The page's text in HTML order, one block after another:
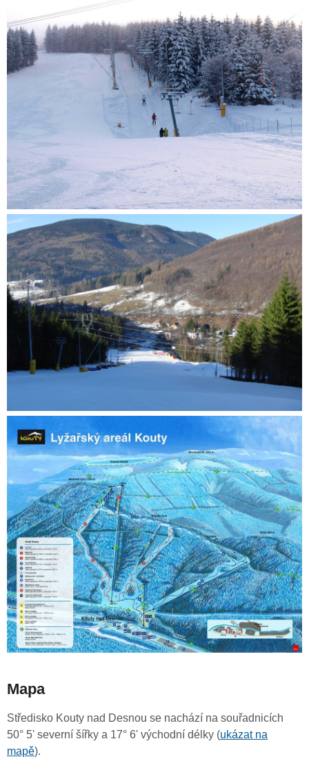
Mapa
Středisko Kouty nad Desnou se nachází na souřadnicích
50° 5' severní šířky a 17° 6' východní délky (ukázat na
mapě).